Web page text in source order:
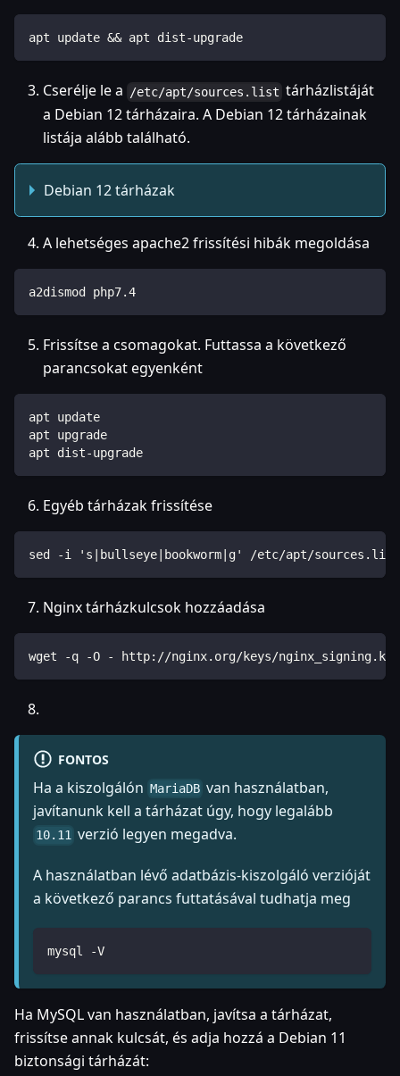
apt update && apt dist-upgrade
Cserélje le a /etc/apt/sources.list tárházlistáját
a Debian 12 tárházaira. A Debian 12 tárházainak
listája alább található.
Debian 12 tárházak
A lehetséges apache2 frissítési hibák megoldása
a2dismod php7.4
Frissítse a csomagokat. Futtassa a következő
parancsokat egyenként
apt update
apt upgrade
apt dist-upgrade
Egyéb tárházak frissítése
sed -i 's|bullseye|bookworm|g' /etc/apt/
Nginx tárházkulcsok hozzáadása
wget -q -O - http://nginx.org/keys/
FONTOS
Ha a kiszolgálón MariaDB van használatban,
javítanunk kell a tárházat úgy, hogy legalább
10.11 verzió legyen megadva.
A használatban lévő adatbázis-kiszolgáló verzióját
a következő parancs futtatásával tudhatja meg
mysql -V
Ha MySQL van használatban, javítsa a tárházat,
frissítse annak kulcsát, és adja hozzá a Debian 11
biztonsági tárházát: